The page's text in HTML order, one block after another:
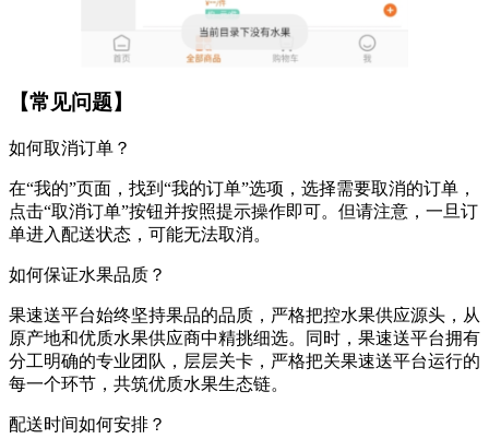
【常见问题】
如何取消订单？
在“我的”页面，找到“我的订单”选项，选择需要取消的订单，
点击“取消订单”按钮并按照提示操作即可。但请注意，一旦订
单进入配送状态，可能无法取消。
如何保证水果品质？
果速送平台始终坚持果品的品质，严格把控水果供应源头，从
原产地和优质水果供应商中精挑细选。同时，果速送平台拥有
分工明确的专业团队，层层关卡，严格把关果速送平台运行的
每一个环节，共筑优质水果生态链。
配送时间如何安排？